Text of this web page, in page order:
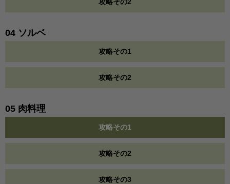
04 ソルベ
攻略その1
攻略その2
05 肉料理
攻略その1
攻略その2
攻略その3